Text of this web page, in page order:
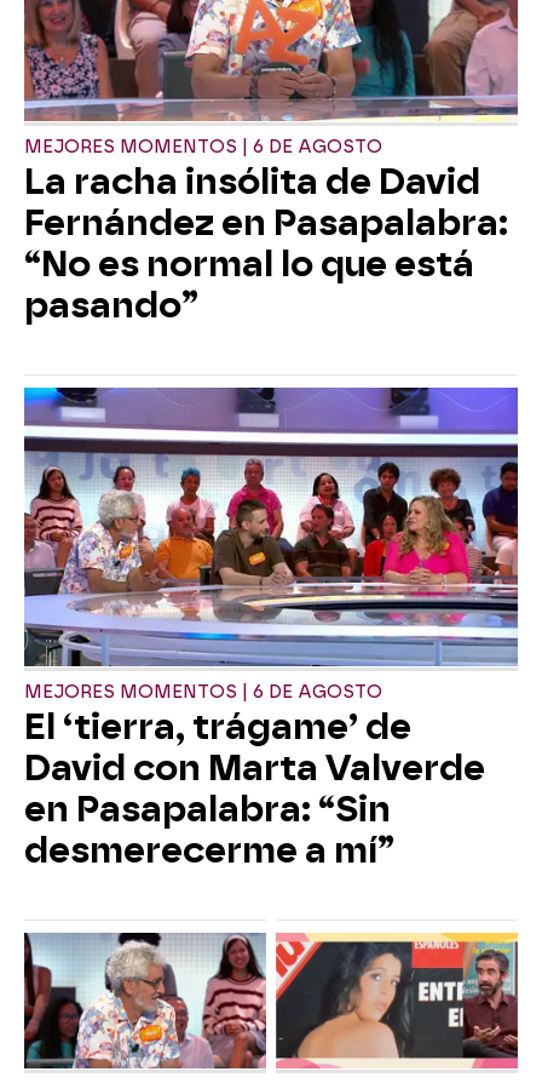
MEJORES MOMENTOS | 6 DE AGOSTO
La racha insólita de David
Fernández en Pasapalabra:
“No es normal lo que está
pasando”
MEJORES MOMENTOS | 6 DE AGOSTO
El ‘tierra, trágame’ de
David con Marta Valverde
en Pasapalabra: “Sin
desmerecerme a mí”